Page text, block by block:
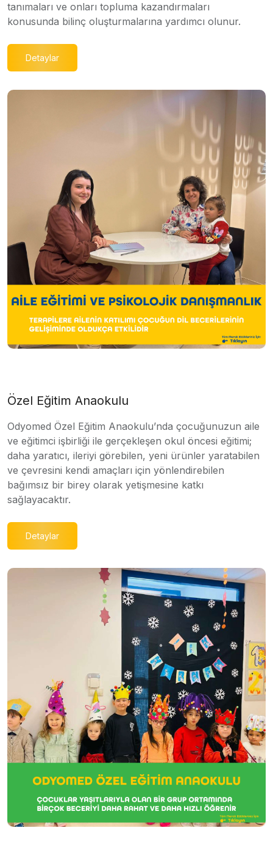
tanımaları ve onları topluma kazandırmaları
konusunda bilinç oluşturmalarına yardımcı olunur.
Detaylar
Özel Eğitim Anaokulu
Odyomed Özel Eğitim Anaokulu’nda çocuğunuzun aile
ve eğitimci işbirliği ile gerçekleşen okul öncesi eğitimi;
daha yaratıcı, ileriyi görebilen, yeni ürünler yaratabilen
ve çevresini kendi amaçları için yönlendirebilen
bağımsız bir birey olarak yetişmesine katkı
sağlayacaktır.
Detaylar